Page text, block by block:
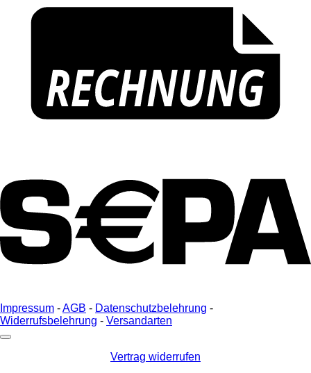
Impressum -AGB - Datenschutzbelehrung -
Widerrufsbelehrung - Versandarten
Vertrag widerrufen